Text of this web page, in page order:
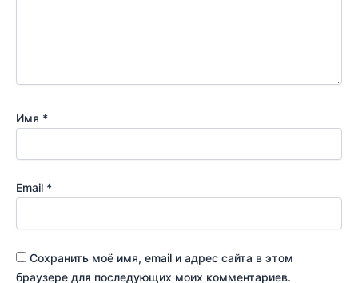
Имя *
Email *
Сохранить моё имя, email и адрес сайта в этом
браузере для последующих моих комментариев.